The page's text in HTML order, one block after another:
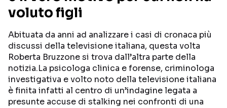
Categorie
NOTIZIE
CURIOSITÀ
RECENSIONI
TRAILER
BOX OFFICE
voluto figli
Abituata da anni ad analizzare i casi di cronaca più
discussi della televisione italiana, questa volta
Roberta Bruzzone si trova dall’altra parte della
notizia.La psicologa clinica e forense, criminologa
investigativa e volto noto della televisione italiana
è finita infatti al centro di un’indagine legata a
presunte accuse di stalking nei confronti di una